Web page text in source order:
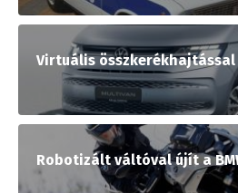
Virtuális
Robotizált váltóval újít a